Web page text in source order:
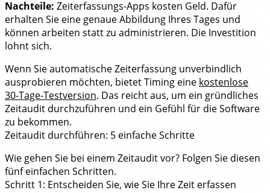
Nachteile: Zeiterfassungs-Apps kosten Geld. Dafür
erhalten Sie eine genaue Abbildung Ihres Tages und
können arbeiten statt zu administrieren. Die Investition
lohnt sich.
Wenn Sie automatische Zeiterfassung unverbindlich
ausprobieren möchten, bietet Timing eine kostenlose
30‑Tage-Testversion. Das reicht aus, um ein gründliches
Zeitaudit durchzuführen und ein Gefühl für die Software
zu bekommen.
Zeitaudit durchführen: 5 einfache Schritte
Wie gehen Sie bei einem Zeitaudit vor? Folgen Sie diesen
fünf einfachen Schritten.
Schritt 1: Entscheiden Sie, wie Sie Ihre Zeit erfassen